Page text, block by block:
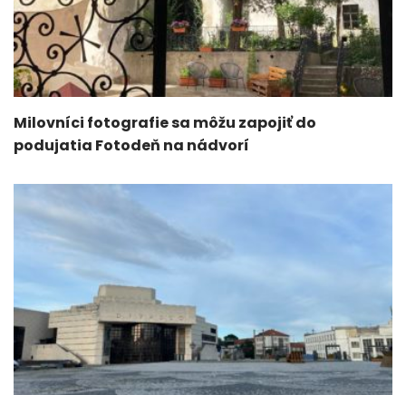
Milovníci fotografie sa môžu zapojiť do
podujatia Fotodeň na nádvorí